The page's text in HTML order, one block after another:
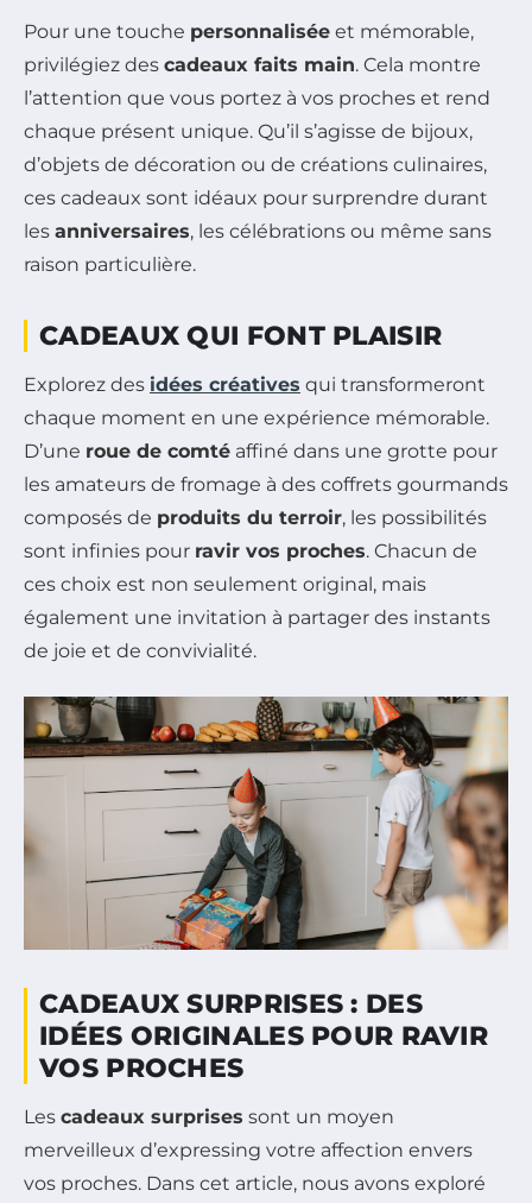
Pour une touche personnalisée et mémorable,
privilégiez des cadeaux faits main. Cela montre
l’attention que vous portez à vos proches et rend
chaque présent unique. Qu’il s’agisse de bijoux,
d’objets de décoration ou de créations culinaires,
ces cadeaux sont idéaux pour surprendre durant
les anniversaires, les célébrations ou même sans
raison particulière.
CADEAUX QUI FONT PLAISIR
Explorez des idées créatives qui transformeront
chaque moment en une expérience mémorable.
D’une roue de comté affiné dans une grotte pour
les amateurs de fromage à des coffrets gourmands
composés de produits du terroir, les possibilités
sont infinies pour ravir vos proches. Chacun de
ces choix est non seulement original, mais
également une invitation à partager des instants
de joie et de convivialité.
CADEAUX SURPRISES : DES
IDÉES ORIGINALES POUR RAVIR
VOS PROCHES
Les cadeaux surprises sont un moyen
merveilleux d’expressing votre affection envers
vos proches. Dans cet article, nous avons exploré